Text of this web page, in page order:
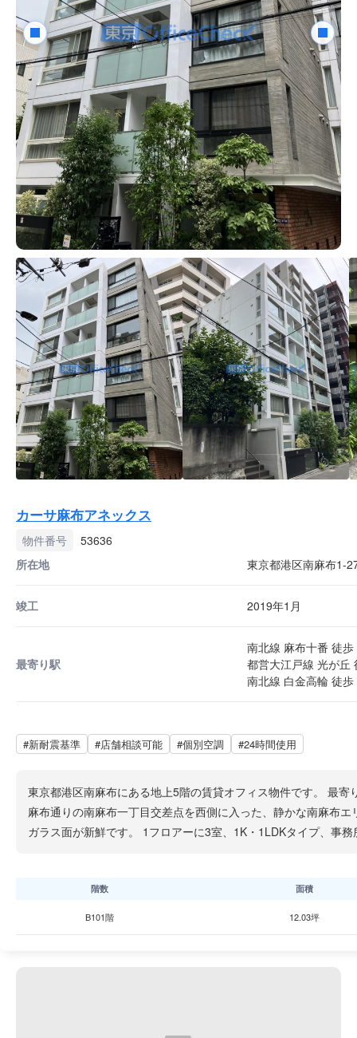
カーサ麻布アネックス
物件番号
53636
所在地
東京都港区南麻布1-
竣工 2019年1月
最寄り駅
南北線 麻布十番 徒歩
都営大江戸線 光が丘
南北線 白金高輪 徒
#新耐震基準 #店舗相談可能 #個別空調 #24時間使用
東京都港区南麻布にある地上5階の賃貸オフィス物件です。 最
麻布通りの南麻布一丁目交差点を西側に入った、静かな南麻布
ガラス面が新鮮です。 1フロアーに3室、1K・1LDKタイプ、事
階数 面積
B101階 12.03坪